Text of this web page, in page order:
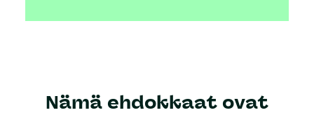
Nämä ehdokkaat ovat